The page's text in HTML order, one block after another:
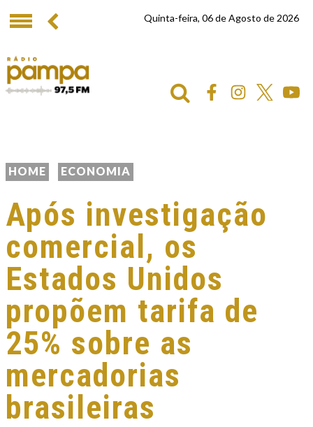
Quinta-feira, 06 de Agosto de 2026
HOME ECONOMIA
Após investigação
comercial, os
Estados Unidos
propõem tarifa de
25% sobre as
mercadorias
brasileiras